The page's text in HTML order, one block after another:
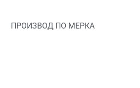
ПРОИЗВОД ПО МЕРКА